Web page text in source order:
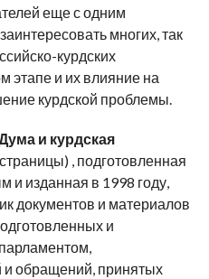
еще с одним
многих, так
курдских
этапе и их влияние на
курдской проблемы.
и курдская
, подготовленная
и изданная в 1998 году,
документов и материалов
и
и обращений, принятых